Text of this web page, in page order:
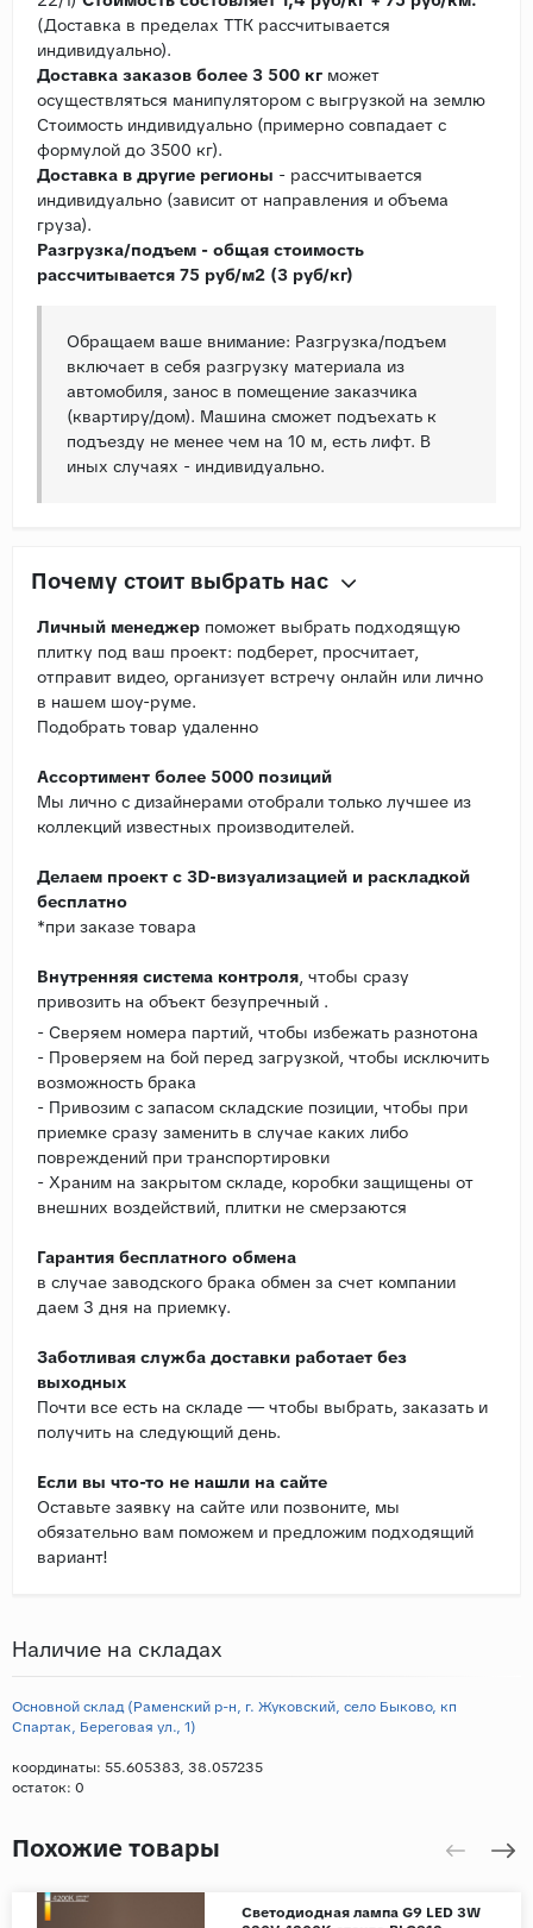
(Доставка в пределах ТТК рассчитывается
индивидуально).
Доставка заказов более 3 500 кг может
осуществляться манипулятором с выгрузкой на землю
Стоимость индивидуально (примерно совпадает с
формулой до 3500 кг).
Доставка в другие регионы - рассчитывается
индивидуально (зависит от направления и объема
груза).
Разгрузка/подъем - общая стоимость
рассчитывается 75 руб/м2 (3 руб/кг)
Обращаем ваше внимание: Разгрузка/подъем
включает в себя разгрузку материала из
автомобиля, занос в помещение заказчика
(квартиру/дом). Машина сможет подъехать к
подъезду не менее чем на 10 м, есть лифт. В
иных случаях - индивидуально.
Почему стоит выбрать нас
Личный менеджер поможет выбрать подходящую
плитку под ваш проект: подберет, просчитает,
отправит видео, организует встречу онлайн или лично
в нашем шоу-руме.
Подобрать товар удаленно
Ассортимент более 5000 позиций
Мы лично с дизайнерами отобрали только лучшее из
коллекций известных производителей.
Делаем проект с 3D-визуализацией и раскладкой
бесплатно
*при заказе товара
Внутренняя система контроля , чтобы сразу
привозить на объект безупречный .
- Сверяем номера партий, чтобы избежать разнотона
- Проверяем на бой перед загрузкой, чтобы исключить
возможность брака
- Привозим с запасом складские позиции, чтобы при
приемке сразу заменить в случае каких либо
повреждений при транспортировки
- Храним на закрытом складе, коробки защищены от
внешних воздействий, плитки не смерзаются
Гарантия бесплатного обмена
в случае заводского брака обмен за счет компании
даем 3 дня на приемку.
Заботливая служба доставки работает без
выходных
Почти все есть на складе — чтобы выбрать, заказать и
получить на следующий день.
Если вы что-то не нашли на сайте
Оставьте заявку на сайте или позвоните, мы
обязательно вам поможем и предложим подходящий
вариант!
Наличие на складах
Основной склад (Раменский р-н, г. Жуковский, село Быково, кп
Спартак, Береговая ул., 1)
координаты: 55.605383, 38.057235
остаток: 0
Похожие товары
Светодиодная лампа G9 LED 3W